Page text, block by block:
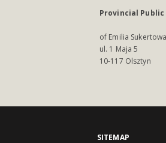
Provincial
of Emilia
ul. 1 Maja 5
10-117 Olsztyn
SITEMAP